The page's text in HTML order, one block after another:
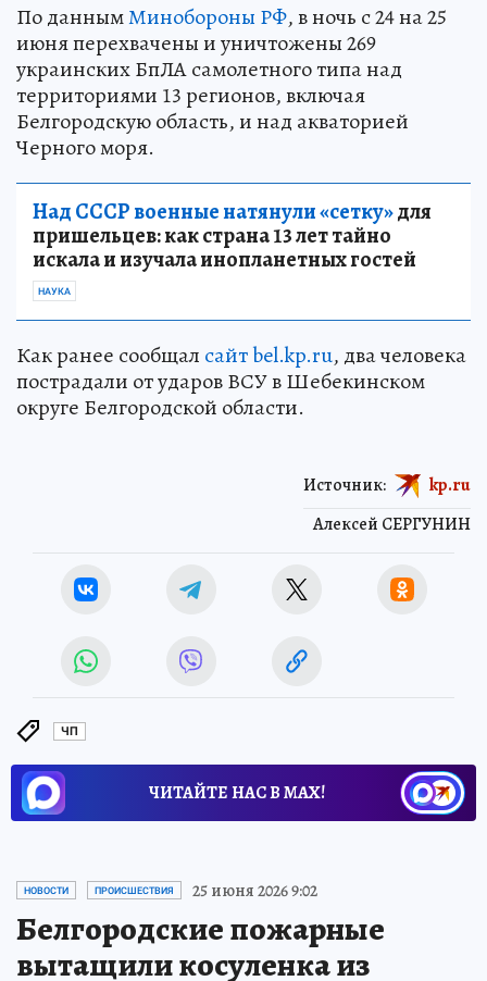
По даннымМинобороны РФ, в ночь с 24 на 25
июня перехвачены и уничтожены 269
украинских БпЛА самолетного типа над
территориями 13 регионов, включая
Белгородскую область, и над акваторией
Черного моря.
Над СССР военные натянули «сетку»для
пришельцев: как страна 13 лет тайно
искала и изучала инопланетных гостей
НАУКА
Как ранее сообщал сайт bel.kp.ru, два человека
пострадали от ударов ВСУ в Шебекинском
округе Белгородской области.
Алексей СЕРГУНИН
Источник: kp.ru
ЧП
ЧИТАЙТЕ НАС В МАХ!
НОВОСТИ ПРОИСШЕСТВИЯ 25 июня 2026 9:02
Белгородские пожарные
вытащили косуленка из